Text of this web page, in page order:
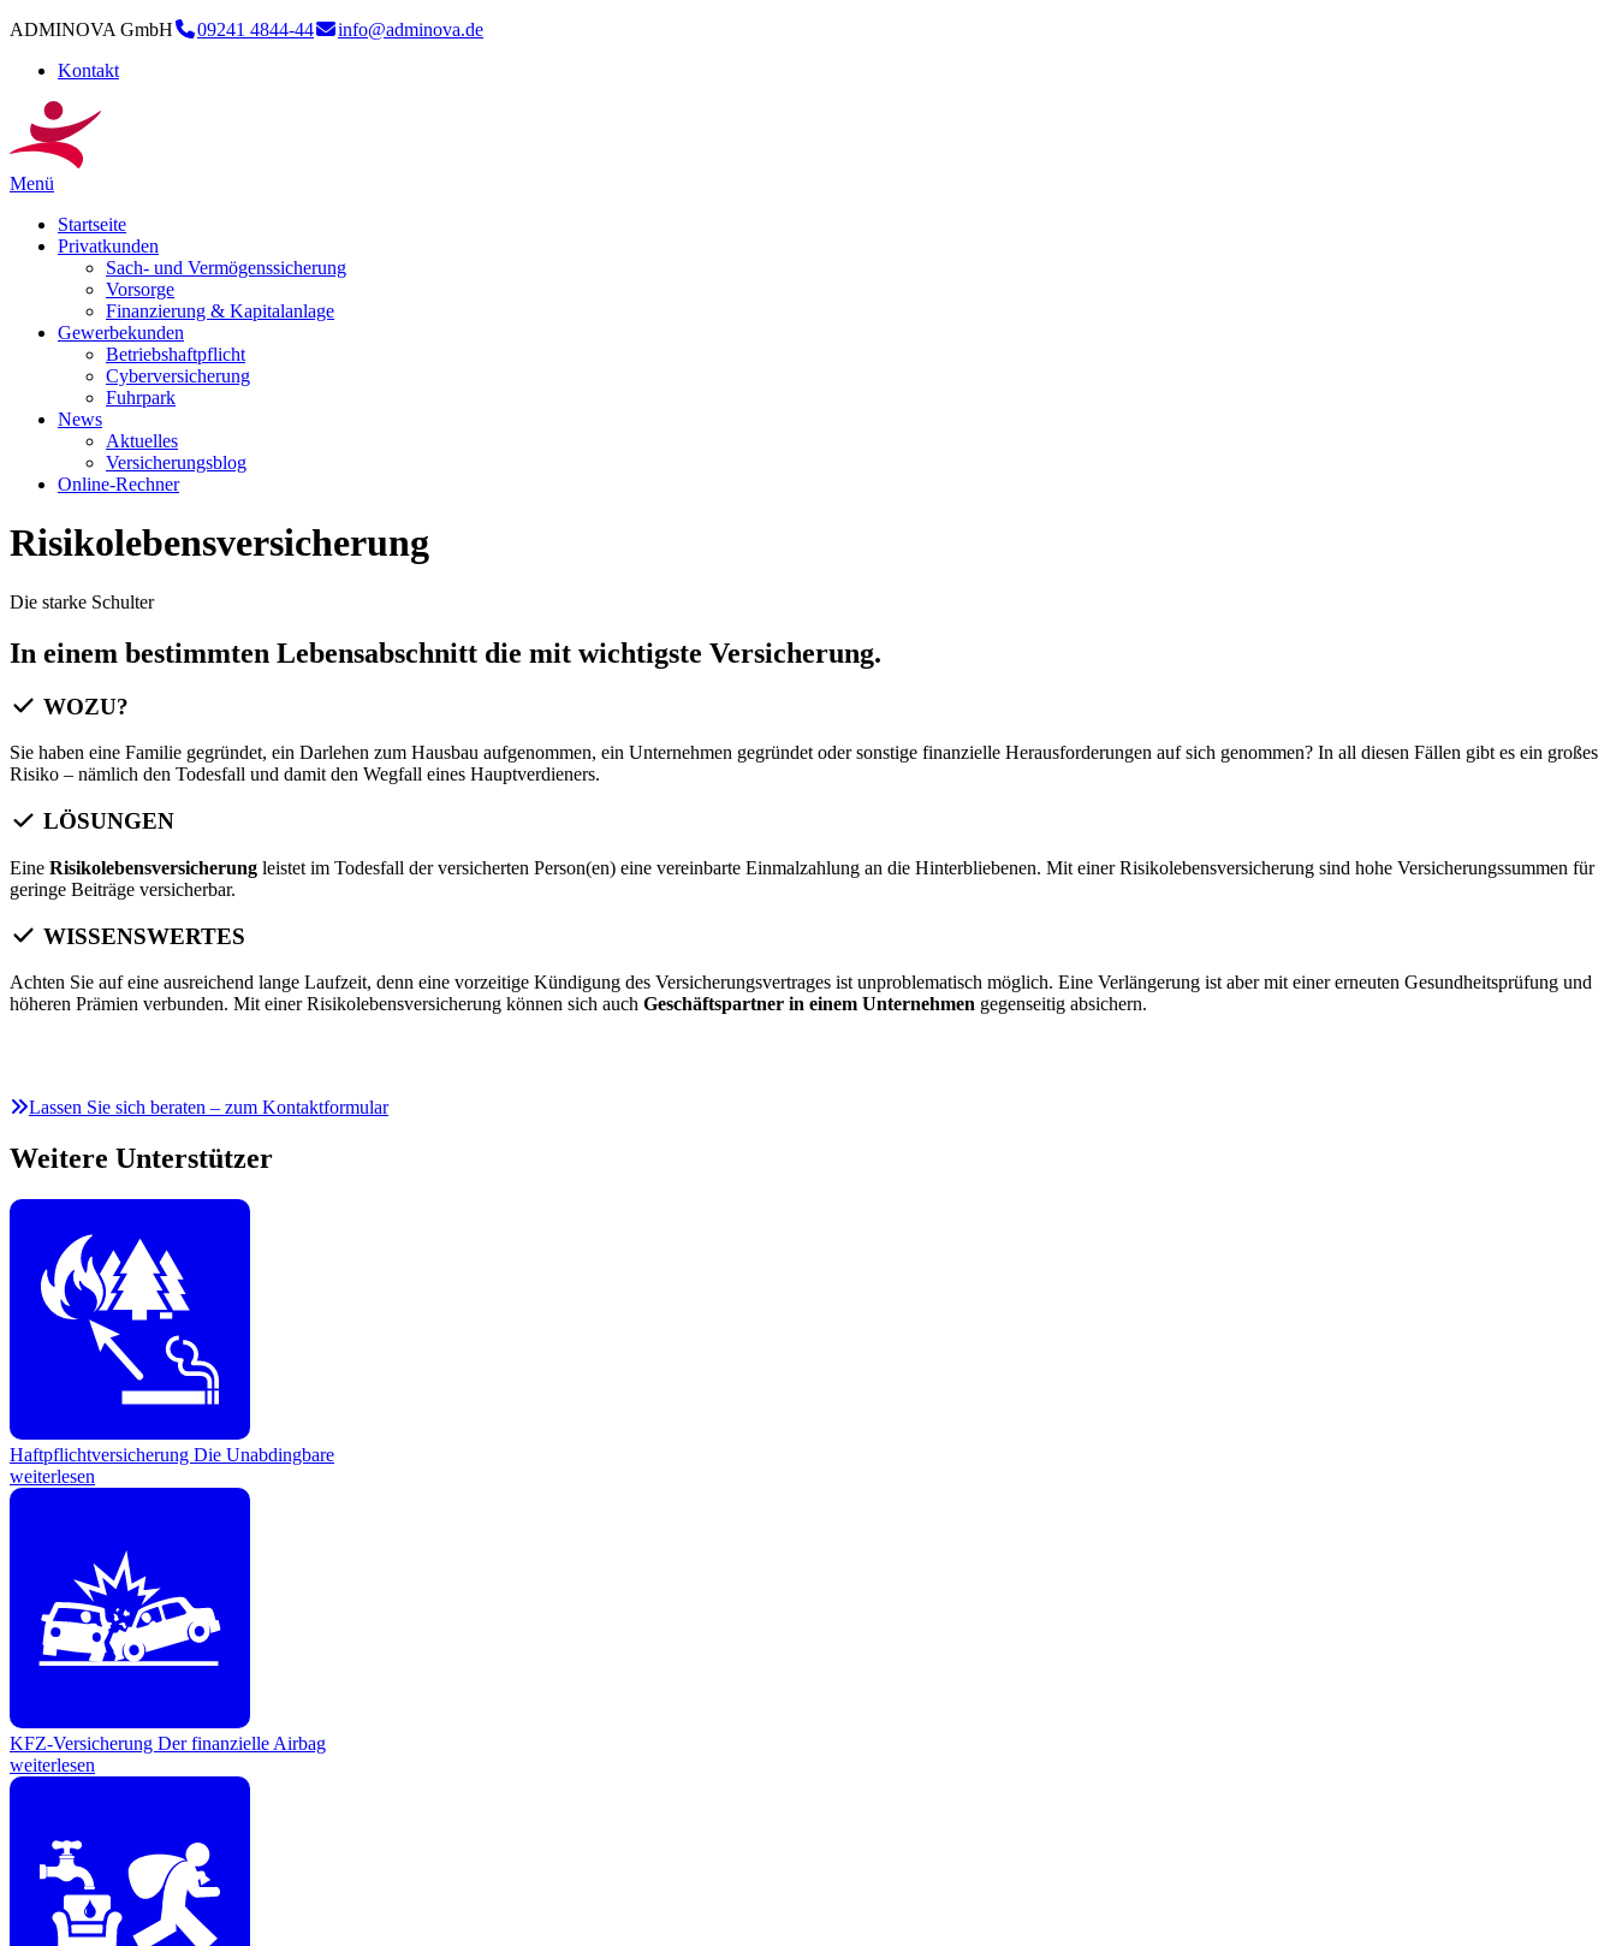
ADMINOVA GmbH 09241 4844-44
info@adminova.de
Kontakt
Menü
Startseite
Privatkunden
Sach- und Vermögenssicherung
Vorsorge
Finanzierung & Kapitalanlage
Gewerbekunden
Betriebshaftpflicht
Cyberversicherung
Fuhrpark
News
Aktuelles
Versicherungsblog
Online-Rechner
Risikolebensversicherung
Die starke Schulter
In einem bestimmten Lebensabschnitt die mit wichtigste Versicherung.
WOZU?
Sie haben eine Familie gegründet, ein Darlehen zum Hausbau aufgenommen, ein Unternehmen gegründet oder sonstige finanzielle Herausforderungen auf sich genommen? In all diesen Fällen gibt es ein großes
Risiko – nämlich den Todesfall und damit den Wegfall eines Hauptverdieners.
LÖSUNGEN
Eine Risikolebensversicherung leistet im Todesfall der versicherten Person(en) eine vereinbarte Einmalzahlung an die Hinterbliebenen. Mit einer Risikolebensversicherung sind hohe Versicherungssummen für
geringe Beiträge versicherbar.
WISSENSWERTES
Achten Sie auf eine ausreichend lange Laufzeit, denn eine vorzeitige Kündigung des Versicherungsvertrages ist unproblematisch möglich. Eine Verlängerung ist aber mit einer erneuten Gesundheitsprüfung und
höheren Prämien verbunden. Mit einer Risikolebensversicherung können sich auch Geschäftspartner in einem Unternehmen gegenseitig absichern.
Lassen Sie sich beraten – zum Kontaktformular
Weitere Unterstützer
Haftpflichtversicherung Die Unabdingbare
weiterlesen
KFZ-Versicherung Der finanzielle Airbag
weiterlesen